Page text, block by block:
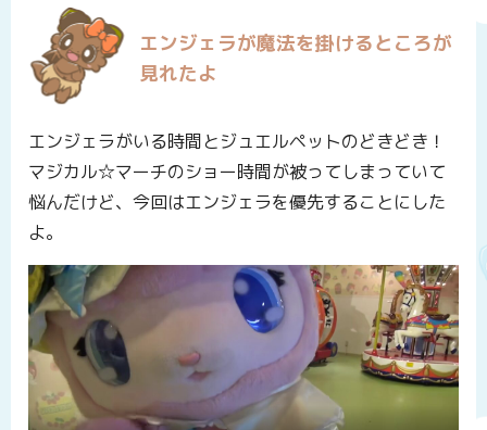
エンジェラが魔法を掛けるところが
見れたよ
エンジェラがいる時間とジュエルペットのどきどき！
マジカル☆マーチのショー時間が被ってしまっていて
悩んだけど、今回はエンジェラを優先することにした
よ。